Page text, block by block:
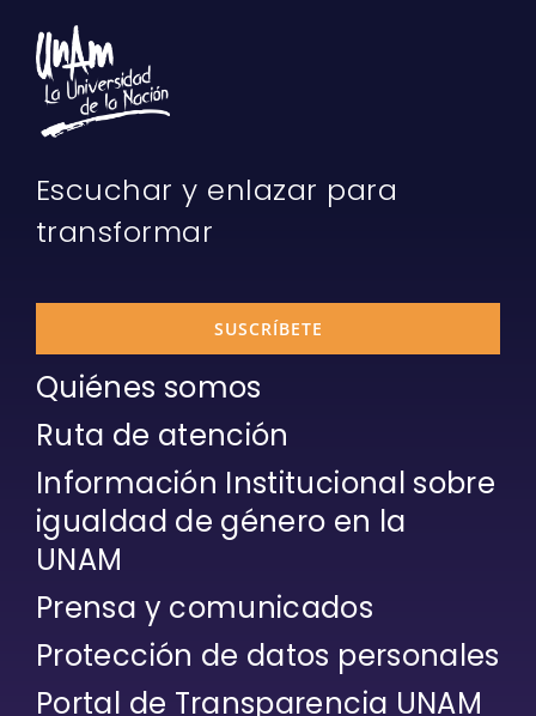
Escuchar y enlazar para
transformar
SUSCRÍBETE
Quiénes somos
Ruta de atención
Información Institucional sobre
igualdad de género en la
UNAM
Prensa y comunicados
Protección de datos personales
Portal de Transparencia UNAM